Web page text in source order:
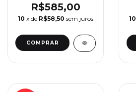
Herrera
R$585,00
10 x de R$58,50 sem juros
COMPRAR
10